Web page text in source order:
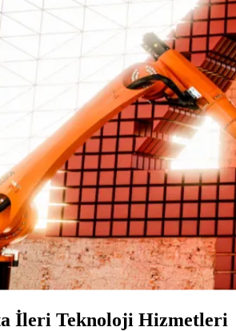
İleri Teknoloji Hizmetleri